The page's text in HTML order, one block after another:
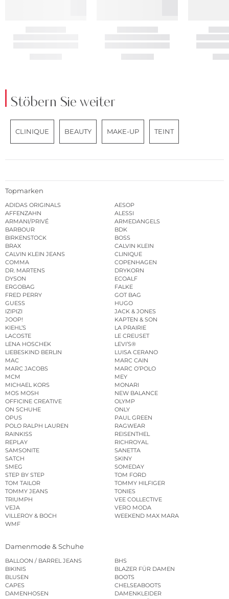
Stöbern Sie weiter
CLINIQUE BEAUTY MAKE-UP TEINT
Topmarken
ADIDAS ORIGINALS
AESOP
AFFENZAHN
ALESSI
ARMANI/PRIVÉ
ARMEDANGELS
BARBOUR
BDK
BIRKENSTOCK
BOSS
BRAX
CALVIN KLEIN
CALVIN KLEIN JEANS
CLINIQUE
COMMA
COPENHAGEN
DR. MARTENS
DRYKORN
DYSON
ECOALF
ERGOBAG
FALKE
FRED PERRY
GOT BAG
GUESS
HUGO
IZIPIZI
JACK & JONES
JOOP!
KAPTEN & SON
KIEHL’S
LA PRAIRIE
LACOSTE
LE CREUSET
LENA HOSCHEK
LEVI’S®
LIEBESKIND BERLIN
LUISA CERANO
MAC
MARC CAIN
MARC JACOBS
MARC O’POLO
MCM
MEY
MICHAEL KORS
MONARI
MOS MOSH
NEW BALANCE
OFFICINE CREATIVE
OLYMP
ON SCHUHE
ONLY
OPUS
PAUL GREEN
POLO RALPH LAUREN
RAGWEAR
RAINKISS
REISENTHEL
REPLAY
RICHROYAL
SAMSONITE
SANETTA
SATCH
SKINY
SMEG
SOMEDAY
STEP BY STEP
TOM FORD
TOM TAILOR
TOMMY HILFIGER
TOMMY JEANS
TONIES
TRIUMPH
VEE COLLECTIVE
VEJA
VERO MODA
VILLEROY & BOCH
WEEKEND MAX MARA
WMF
Damenmode & Schuhe
BALLOON / BARREL JEANS
BHS
BIKINIS
BLAZER FÜR DAMEN
BLUSEN
BOOTS
CAPES
CHELSEABOOTS
DAMENHOSEN
DAMENKLEIDER